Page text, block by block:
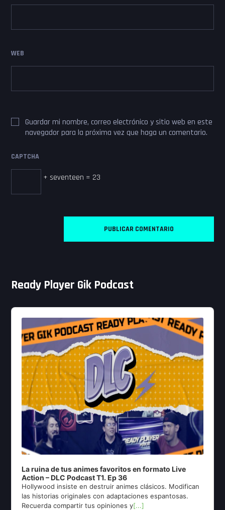
WEB
Guardar mi nombre, correo electrónico y sitio web en este
navegador para la próxima vez que haga un comentario.
CAPTCHA
+ seventeen = 23
Ready Player Gik Podcast
Audio
Player
La ruina de tus animes favoritos en formato Live
Action – DLC Podcast T1. Ep 36
Hollywood insiste en destruir animes clásicos. Modifican
las historias originales con adaptaciones espantosas.
Recuerda compartir tus opiniones y[...]